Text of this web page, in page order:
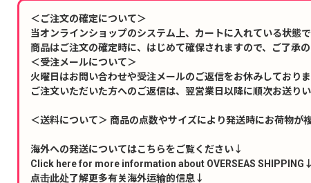
＜ご注文の確定について＞
当オンラインショップのシステム上、カートに入れている状態
商品はご注文の確定時に、はじめて確保されますので、ご了承の
＜受注メールについて＞
火曜日はお問い合わせや受注メールのご返信をお休みしておりま
ご注文いただいた方へのご返信は、翌営業日以降に順次お送りい
＜送料について＞ 商品の点数やサイズにより発送時にお荷物が
海外への発送についてはこちらをご覧ください↓
Click here for more information about OVERSEAS SHIPPING↓
点击此处了解更多有关海外运输的信息↓